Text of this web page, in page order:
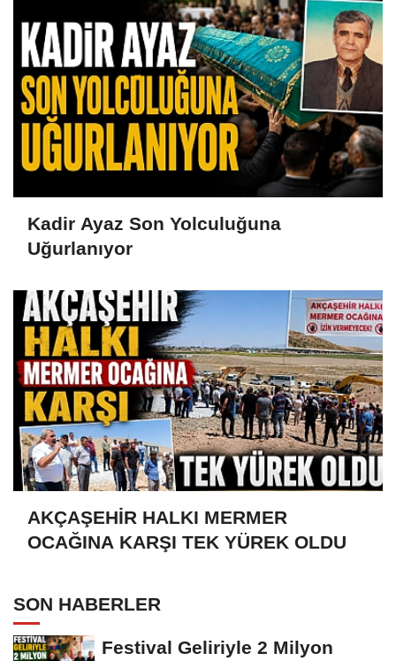
Kadir Ayaz Son Yolculuğuna
Uğurlanıyor
AKÇAŞEHİR HALKI MERMER
OCAĞINA KARŞI TEK YÜREK OLDU
SON HABERLER
Festival Geliriyle 2 Milyon